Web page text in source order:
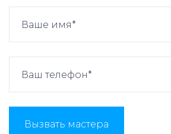
Вызвать мастера